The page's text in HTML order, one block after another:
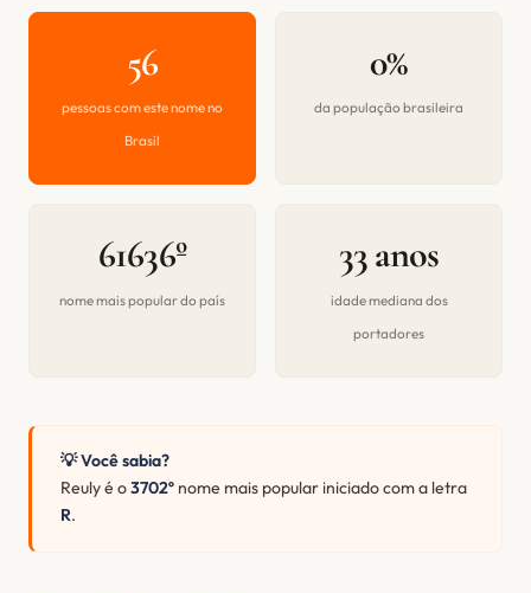
56
pessoas com este nome no
Brasil
0%
da população brasileira
61636º
nome mais popular do país
33 anos
idade mediana dos
portadores
💡 Você sabia?
Reuly é o3702º nome mais popular iniciado com a letra
R.